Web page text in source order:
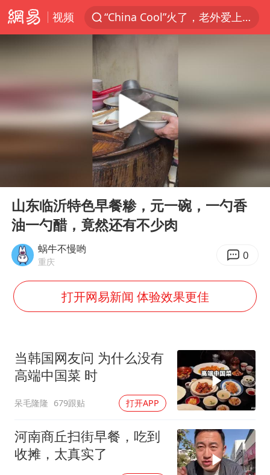
视频
“China Cool”火了，老外爱上中国避暑游
名创优品一次性内裤 颜面尽失
四川宜宾3.4级地震
伊斯兰版北约来了吗
云南一地村民过火把节意外灼伤16人
中国父女泰国骑摩托车坠崖1死1伤
香港宏福苑火灾或由烟头引起
浙江台州《告全体市民书》
周末打虎 宋致远被查
店主称换“青海拉面”招牌后生意更好
22岁女生独闯南太行失联12天
万岁山接盘烂尾恒大文旅城
习近平心系体育强国建设
Play
山东临沂特色早餐糁，元一碗，一勺香
油一勺醋，竟然还有不少肉
蜗牛不慢哟
重庆 0
打开网易新闻 体验效果更佳
当韩国网友问 为什么没有
高端中国菜 时
呆毛隆隆 679跟贴 打开APP
河南商丘扫街早餐，吃到
收摊，太真实了